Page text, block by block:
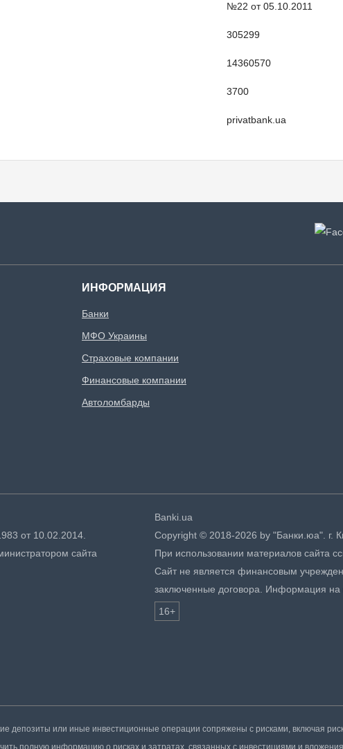
№22 от 05.10.2011
305299
14360570
3700
privatbank.ua
ИНФОРМАЦИЯ
Банки
МФО Украины
Страховые компании
Финансовые компании
Автоломбарды
от 10.02.2014.
сайта
Banki.ua
Copyright © 2018-2026 by "Банки.юа". г.
При использовании материалов сайта
Сайт не является финансовым
заключенные договора. Информация на
16+
депозиты или иные инвестиционные операции сопряжены с рисками, включая
полную информацию о рисках и затратах, связанных с инвестициями и